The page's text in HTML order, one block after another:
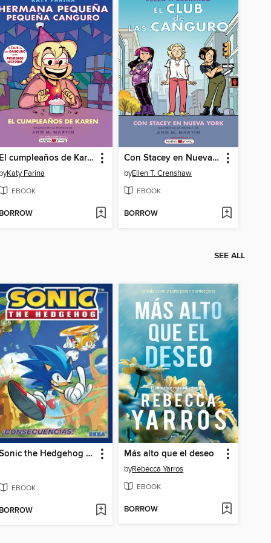
El cumpleaños de Karen
Katy Farina
EBOOK
Con Stacey en Nueva York
byEllen T. Crenshaw
EBOOK
BORROW
SEE ALL
Sonic the Hedgehog (2018), Volume 1
EBOOK
Más alto que el deseo
byRebecca Yarros
EBOOK
BORROW